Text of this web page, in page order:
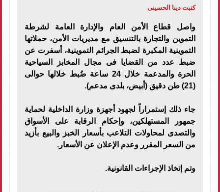
كتبت دينا الحسينى
واصل قطاع الأمن العام والإدارة العامة لشرطة
التموين والتجارة بالتنسيق مع مديريات الأمن، حملاتها
التموينية المكبرة لضبط الجرائم التموينية، أسفرت عن
ضبط عدد من القضايا فى مجال المخابز السياحية
الحرة والمدعمة خلال 24 ساعة ضُبط خلالها حوالى
(21) طن دقيق (أبيض، بلدى مدعم).
جاء ذلك
إستمراراً لجهود أجهزة وزارة الداخلية لحماية
جمهور المستهلكين، وإحكام الرقابة على الأسواق
والتصدى لمحاولات التلاعب بأسعار الخبز والبيع بأزيد
من السعر المقرر وعدم الإعلان عن الأسعار.
وتم إتخاذ الإجراءات القانونية.